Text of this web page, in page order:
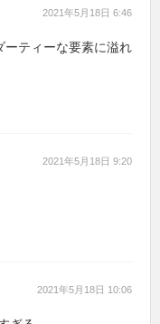
2021年5月18日 6:46
ーティーな要素に溢れ
2021年5月18日 9:20
2021年5月18日 10:06